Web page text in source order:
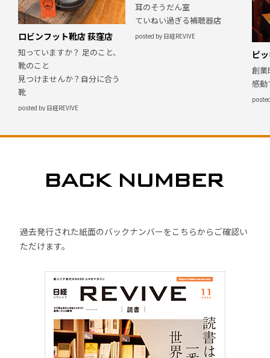
ロビンフット靴店 荻窪店
知っていますか？ 足のこと、
靴のこと
見つけませんか？自分に合う
靴
posted by 日経REVIVE
耳のそうだん室
ていねい過ぎる補聴器店
posted by 日経REVIVE
ピ
創業
感動
過去発行された紙面のバックナンバーをこちらからご確認い
ただけます。